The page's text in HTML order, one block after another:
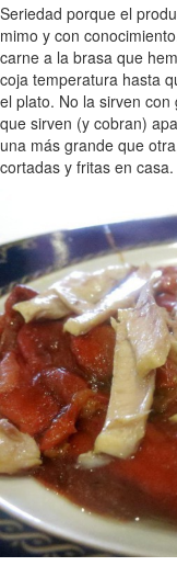
Seriedad porque el
mimo y con
carne a la brasa que
coja temperatura hasta
el plato. No la sirven
que sirven (y cobran)
una más grande que
cortadas y fritas en casa.